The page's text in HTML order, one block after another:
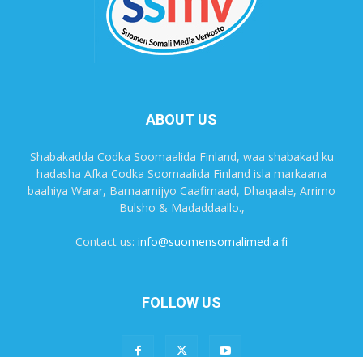
ABOUT US
Shabakadda Codka Soomaalida Finland, waa shabakad ku
hadasha Afka Codka Soomaalida Finland isla markaana
baahiya Warar, Barnaamijyo Caafimaad, Dhaqaale, Arrimo
Bulsho & Madaddaallo.,
Contact us: info@suomensomalimedia.fi
FOLLOW US